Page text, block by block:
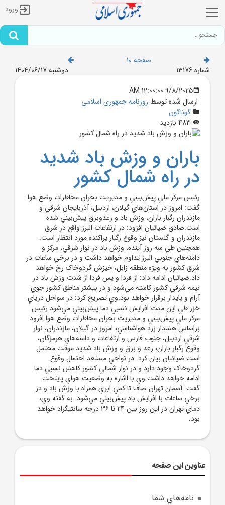
ورود
صفحه 10
شماره 13176
دوشنبه 1404/06/17
9/8/2025 12:00:00 AM
ارسال شده توسط روزنامه جمهوری اسلامی
گوناگون
باران و وزش باد شديد
در راه شمال کشور
رئيس مرکز ملي پيش‌بيني و مديريت بحران مخاطرات وضع هوا
گفت: امروز در استان‌هاي گيلان، اردبيل، آذربايجان شرقي و
مازندران رگبار باران، وزش باد و رعدوبرق پيش‌بيني شده
است.صادق ضيائيان افزود: در ارتفاعات البرز واقع در شرق
مازندران و گلستان نيز وقوع رگبار پراکنده مورد انتظار است.
همچنين طي سه روز آينده، وزش باد در نوار شرقي، مرکز و
دامنه‌هاي جنوبي البرز تداوم خواهد داشت و در برخي ساعات در
شرق کشور به ويژه منطقه زابل، خيزش گردوخاک رخ خواهد
داد.ضيائيان ادامه داد: از فردا و پس فردا از شدت وزش باد در
نيمه شرقي کشور کاسته مي‌شود و در بيشتر مناطق کشور جوي
آرام و پايدار برقرار خواهد بود.وي تصريح کرد: در سواحل درياي
خزر طي اين مدت افزايش نسبي دما پيش‌بيني مي‌شود.رئيس
مرکز ملي پيش‌بيني و مديريت بحران مخاطرات وضع هوا افزود:
براساس هشدار زرد هواشناسي، امروز در گيلان، مازندران، نوار
شرقي اردبيل، جنوب فارس و ارتفاعات و دامنه‌هاي هرمزگان،
وقوع رگبار باران، رعد و برق و وزش باد شديد موقت محتمل
است.ضيائيان بيان کرد: در نواحي مستعد احتمال وقوع
گردوخاک وجود دارد و در نوار شمالي کشور کاهش نسبي دما
ادامه خواهد داشت.وي با اشاره به وضعيت هواي پايتخت
گفت: آسمان تهران صاف تا کمي ابري همراه با وزش باد و در
برخي ساعات با افزايش باد پيش‌بيني مي‌شود. به گفته وي،
دماي تهران در اين روز بين 24 تا 36 درجه سانتيگراد خواهد
بود.
عناوین این صفحه
نامه‌هاي شما